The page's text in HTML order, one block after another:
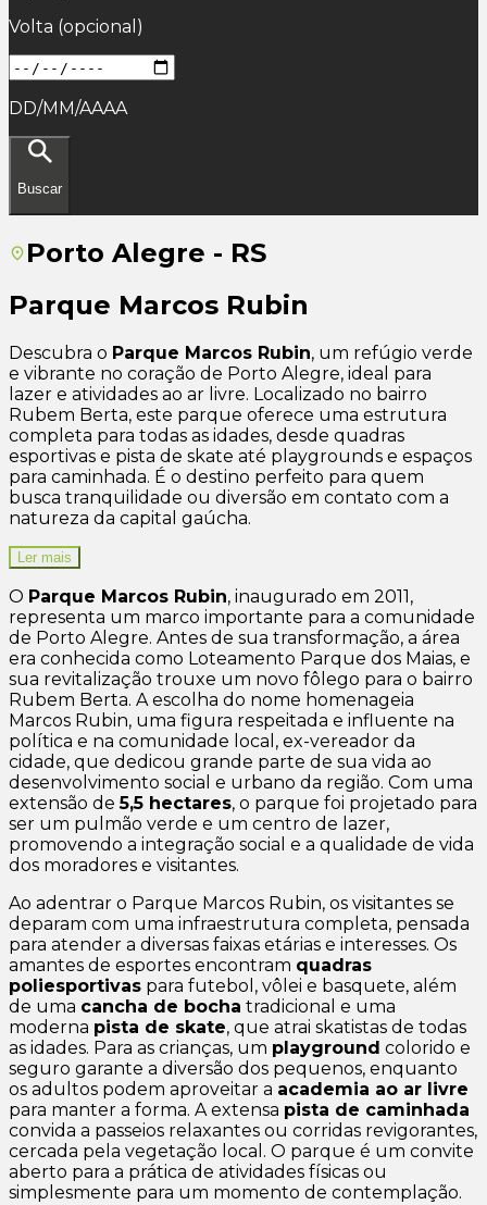
Volta (opcional)
DD/MM/AAAA
Buscar
Porto Alegre - RS
Parque Marcos Rubin
Descubra o Parque Marcos Rubin, um refúgio verde
e vibrante no coração de Porto Alegre, ideal para
lazer e atividades ao ar livre. Localizado no bairro
Rubem Berta, este parque oferece uma estrutura
completa para todas as idades, desde quadras
esportivas e pista de skate até playgrounds e espaços
para caminhada. É o destino perfeito para quem
busca tranquilidade ou diversão em contato com a
natureza da capital gaúcha.
Ler mais
O Parque Marcos Rubin, inaugurado em 2011,
representa um marco importante para a comunidade
de Porto Alegre. Antes de sua transformação, a área
era conhecida como Loteamento Parque dos Maias, e
sua revitalização trouxe um novo fôlego para o bairro
Rubem Berta. A escolha do nome homenageia
Marcos Rubin, uma figura respeitada e influente na
política e na comunidade local, ex-vereador da
cidade, que dedicou grande parte de sua vida ao
desenvolvimento social e urbano da região. Com uma
extensão de5,5 hectares, o parque foi projetado para
ser um pulmão verde e um centro de lazer,
promovendo a integração social e a qualidade de vida
dos moradores e visitantes.
Ao adentrar o Parque Marcos Rubin, os visitantes se
deparam com uma infraestrutura completa, pensada
para atender a diversas faixas etárias e interesses. Os
amantes de esportes encontram quadras
poliesportivas para futebol, vôlei e basquete, além
de uma cancha de bocha tradicional e uma
moderna pista de skate, que atrai skatistas de todas
as idades. Para as crianças, um playground colorido e
seguro garante a diversão dos pequenos, enquanto
os adultos podem aproveitar a academia ao ar livre
para manter a forma. A extensa pista de caminhada
convida a passeios relaxantes ou corridas revigorantes,
cercada pela vegetação local. O parque é um convite
aberto para a prática de atividades físicas ou
simplesmente para um momento de contemplação.